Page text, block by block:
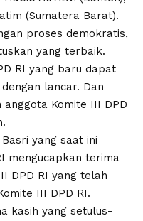
(Sumatera Barat).
proses demokratis,
yang terbaik.
RI yang baru dapat
lancar. Dan
Komite III DPD
yang saat ini
mengucapkan terima
DPD RI yang telah
III DPD RI.
kasih yang setulus-